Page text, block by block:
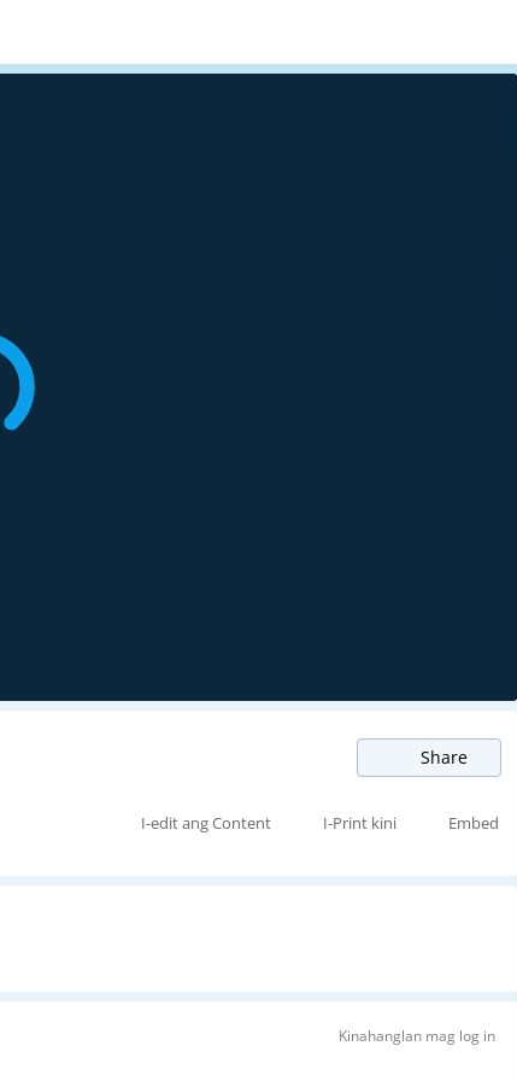
Share
I-edit ang Content I-Print kini Embed
Kinahanglan mag log in